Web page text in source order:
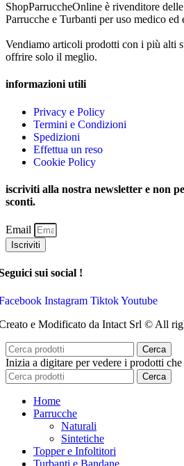
ShopParruccheOnline è rivenditore
Parrucche e Turbanti per uso medico ed
Vendiamo articoli prodotti con i più alti
offrire solo il meglio.
informazioni utili
Privacy e Policy
Termini e Condizioni
Spedizioni
Effettua un reso
Cookie Policy
iscriviti alla nostra newsletter e non
sconti.
Email
Iscriviti
sui social !
Instagram TiktokYoutube
e Modificato da Intact Srl © All
Cerca
Inizia a digitare per vedere i prodotti che
Cerca
Home
Parrucche
Naturali
Sintetiche
Topper e Infoltitori
Turbanti e Bandane